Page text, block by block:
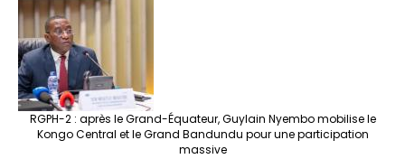
RGPH-2 : après le Grand-Équateur, Guylain Nyembo mobilise le
Kongo Central et le Grand Bandundu pour une participation
massive